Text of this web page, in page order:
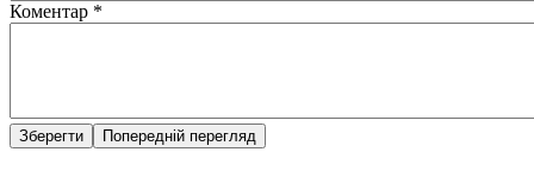
Коментар *